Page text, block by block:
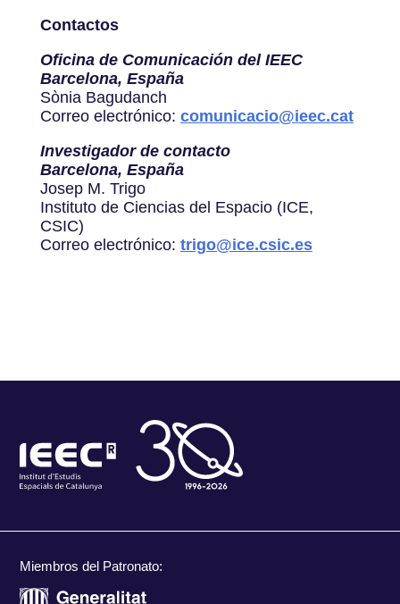
Contactos
Oficina de Comunicación del IEEC
Barcelona, España
Sònia Bagudanch
Correo electrónico: comunicacio@ieec.cat
Investigador de contacto
Barcelona, España
Josep M. Trigo
Instituto de Ciencias del Espacio (ICE,
CSIC)
Correo electrónico: trigo@ice.csic.es
Miembros del Patronato: